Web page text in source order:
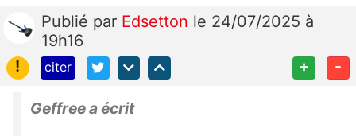
Publié par Edsetton le 24/07/2025 à
19h16
!
citer + -
Geffree a écrit